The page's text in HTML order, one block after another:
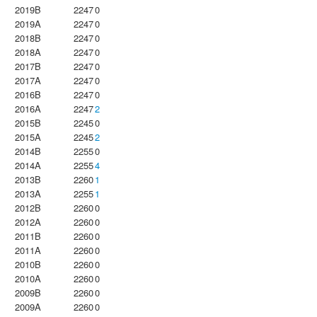
2019B
22470
2019A
22470
2018B
22470
2018A
22470
2017B
22470
2017A
22470
2016B
22470
2016A
22472
2015B
22450
2015A
22452
2014B
22550
2014A
22554
2013B
22601
2013A
22551
2012B
22600
2012A
22600
2011B
22600
2011A
22600
2010B
22600
2010A
22600
2009B
22600
2009A
22600